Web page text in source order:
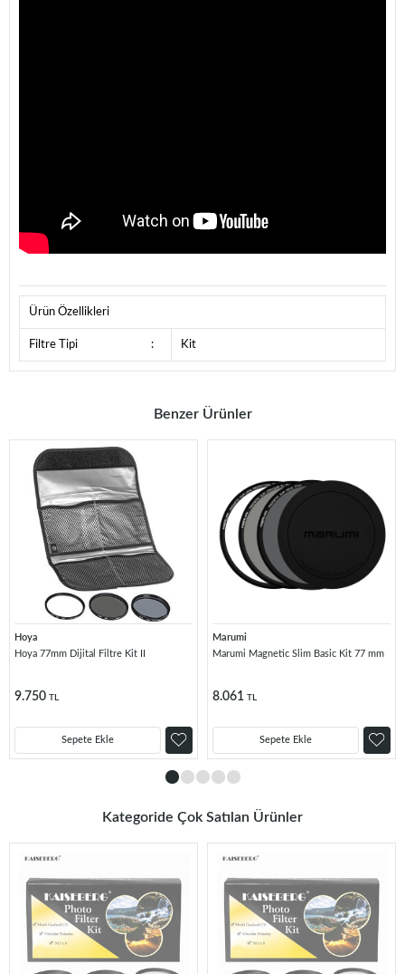
Ürün Özellikleri
Filtre Tipi : Kit
Benzer Ürünler
Hoya
Hoya 77mm Dijital Filtre Kit II
9.750 TL
Sepete Ekle
Marumi
Marumi Magnetic Slim Basic Kit 77 mm
8.061 TL
Sepete Ekle
Kategoride Çok Satılan Ürünler